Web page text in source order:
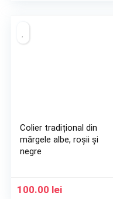
Colier tradițional din
mărgele albe, roșii și
negre
100.00 lei